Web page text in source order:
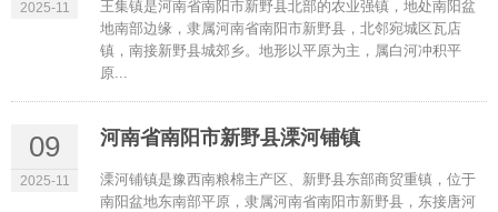
2025-11
王集镇是河南省南阳市新野县北部的农业强镇，地处南阳盆
地南部边缘，隶属河南省南阳市新野县，北邻宛城区瓦店
镇，南接新野县城郊乡。地形以平原为主，属白河冲积平
原...
09
2025-11
河南省南阳市新野县溧河铺镇
溧河铺镇是豫西南粮棉主产区、新野县东部商贸重镇，位于
南阳盆地东南部平原，隶属河南省南阳市新野县，东接唐河